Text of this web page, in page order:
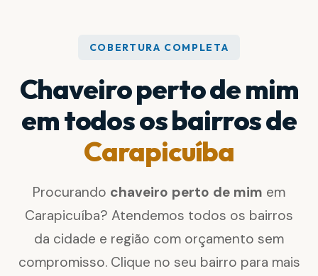
COBERTURA COMPLETA
Chaveiro perto de mim
em todos os bairros de
Carapicuíba
Procurando chaveiro perto de mim em
Carapicuíba? Atendemos todos os bairros
da cidade e região com orçamento sem
compromisso. Clique no seu bairro para mais